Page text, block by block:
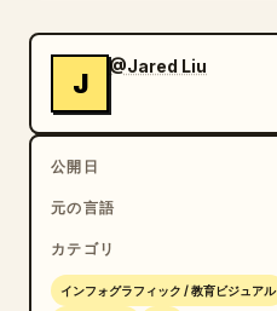
J
@Jared Liu
公開日
元の言語
カテゴリ
インフォグラフィック / 教育ビジュアル